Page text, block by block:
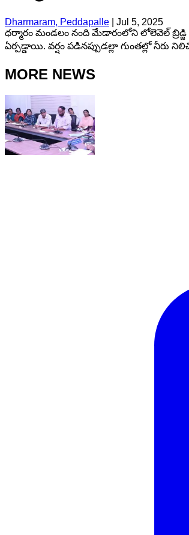
Dharmaram, Peddapalle
Jul 5, 2025
ధర్మారం మండలం నంది మేడారంలోని లోలెవెల్ బ్రిడ్జి
ఏర్పడ్డాయి. వర్షం పడినప్పుడల్లా గుంతల్లో
MORE NEWS